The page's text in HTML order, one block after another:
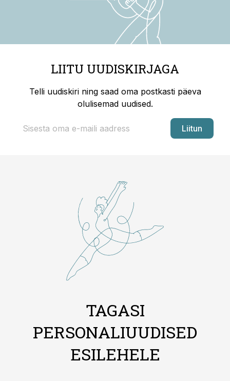
LIITU UUDISKIRJAGA
Telli uudiskiri ning saad oma postkasti päeva
olulisemad uudised.
Liitun
TAGASI
PERSONALIUUDISED
ESILEHELE